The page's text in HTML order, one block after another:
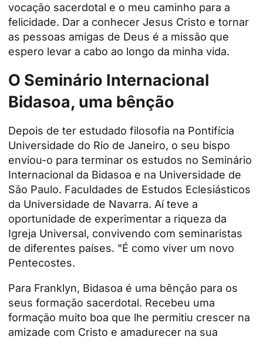
vocação sacerdotal e o meu caminho para a
felicidade. Dar a conhecer Jesus Cristo e tornar
as pessoas amigas de Deus é a missão que
espero levar a cabo ao longo da minha vida.
O Seminário Internacional
Bidasoa, uma bênção
Depois de ter estudado filosofia na Pontifícia
Universidade do Rio de Janeiro, o seu bispo
enviou-o para terminar os estudos no Seminário
Internacional da Bidasoa e na Universidade de
São Paulo. Faculdades de Estudos Eclesiásticos
da Universidade de Navarra. Aí teve a
oportunidade de experimentar a riqueza da
Igreja Universal, convivendo com seminaristas
de diferentes países. "É como viver um novo
Pentecostes.
Para Franklyn, Bidasoa é uma bênção para os
seus formação sacerdotal. Recebeu uma
formação muito boa que lhe permitiu crescer na
amizade com Cristo e amadurecer na sua